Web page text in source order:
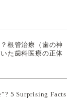
根管治療（歯の神
た歯科医療の正体
5 Surprising Facts